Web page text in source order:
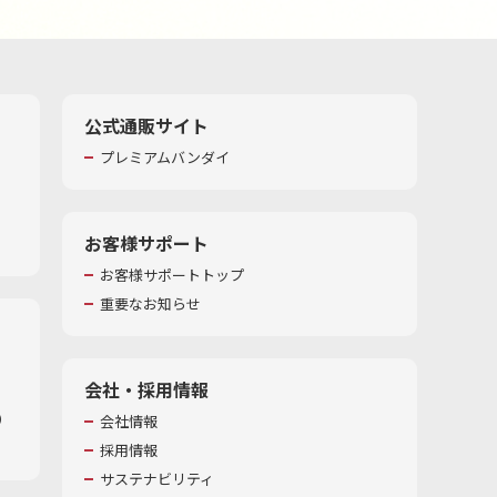
公式通販サイト
プレミアムバンダイ
お客様サポート
お客様サポートトップ
重要なお知らせ
会社・採用情報
会社情報
採用情報
サステナビリティ